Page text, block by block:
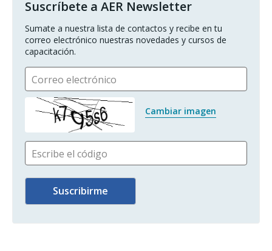
Suscríbete a AER Newsletter
Sumate a nuestra lista de contactos y recibe en tu
correo electrónico nuestras novedades y cursos de
capacitación.
Correo electrónico
Cambiar imagen
Escribe el código